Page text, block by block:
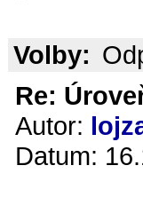
Volby:
Re:
Autor:
Datum: